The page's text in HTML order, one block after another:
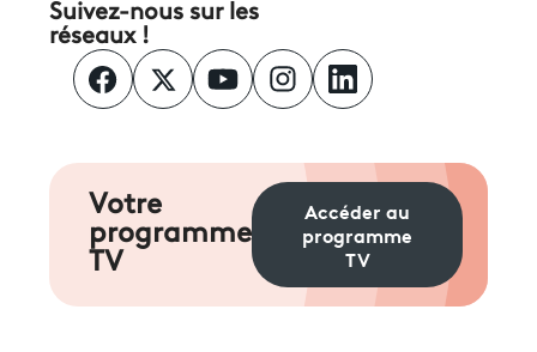
Suivez-nous sur les
réseaux !
Votre
programme
TV
Accéder au
programme
TV